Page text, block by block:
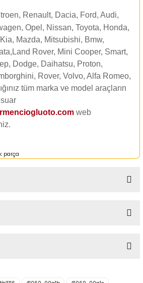
Renault, Dacia, Ford, Audi,
Opel, Nissan, Toyota, Honda,
Mazda, Mitsubishi, Bmw,
Rover, Mini Cooper, Smart,
Dodge, Daihatsu, Proton,
Rover, Volvo, Alfa Romeo,
tüm marka ve model araçların
web
ürün açıklamalarında ve diğer